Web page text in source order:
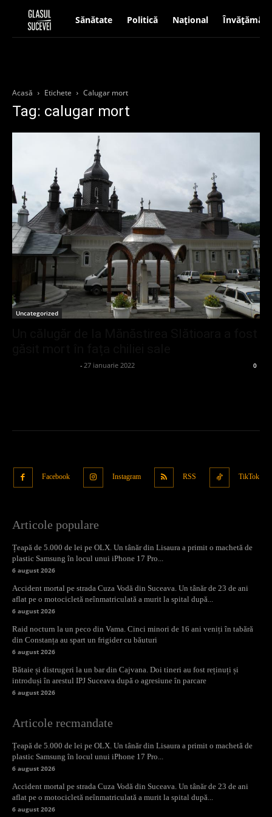
Sănătate Politică Național Învățământ
Acasă Etichete Calugar mort
Tag: calugar mort
Uncategorized
- 27 ianuarie 2022 0
Facebook Instagram RSS TikTok
Articole populare
Țeapă de 5.000 de lei pe OLX. Un tânăr din Lisaura a primit o machetă de
plastic Samsung în locul unui iPhone 17 Pro...
6 august 2026
Accident mortal pe strada Cuza Vodă din Suceava. Un tânăr de 23 de ani
aflat pe o motocicletă neînmatriculată a murit la spital după...
6 august 2026
Raid nocturn la un peco din Vama. Cinci minori de 16 ani veniți în tabără
din Constanța au spart un frigider cu băuturi
6 august 2026
Bătaie și distrugeri la un bar din Cajvana. Doi tineri au fost reținuți și
introduși în arestul IPJ Suceava după o agresiune în parcare
6 august 2026
Articole recmandate
Țeapă de 5.000 de lei pe OLX. Un tânăr din Lisaura a primit o machetă de
plastic Samsung în locul unui iPhone 17 Pro...
6 august 2026
Accident mortal pe strada Cuza Vodă din Suceava. Un tânăr de 23 de ani
aflat pe o motocicletă neînmatriculată a murit la spital după...
6 august 2026